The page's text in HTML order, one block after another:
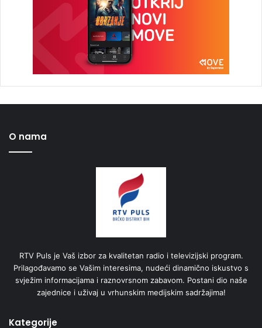
O nama
RTV Puls je Vaš izbor za kvalitetan radio i televizijski program.
Prilagođavamo se Vašim interesima, nudeći dinamično iskustvo s
svježim informacijama i raznovrsnom zabavom. Postani dio naše
zajednice i uživaj u vrhunskim medijskim sadržajima!
Kategorije